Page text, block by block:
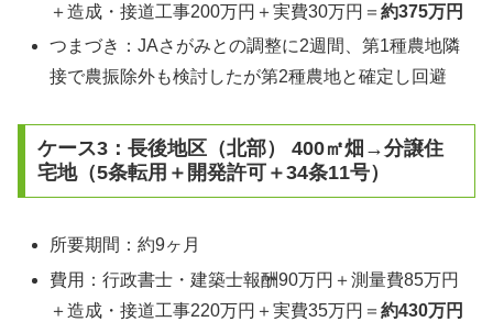
＋造成・接道工事200万円＋実費30万円＝約375万円
つまづき：JAさがみとの調整に2週間、第1種農地隣
接で農振除外も検討したが第2種農地と確定し回避
ケース3：長後地区（北部） 400㎡畑→分譲住
宅地（5条転用＋開発許可＋34条11号）
所要期間：約9ヶ月
費用：行政書士・建築士報酬90万円＋測量費85万円
＋造成・接道工事220万円＋実費35万円＝約430万円